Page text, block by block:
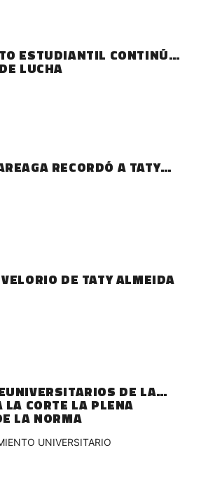
ESTUDIANTIL CONTINÚA
LUCHA
RECORDÓ A TATY
DE TATY ALMEIDA
DE LA
CORTE LA PLENA
LA NORMA
UNIVERSITARIO